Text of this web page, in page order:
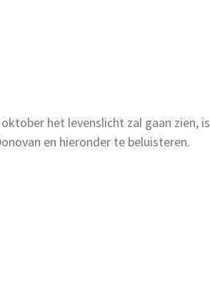
het levenslicht zal gaan zien, is
en hieronder te beluisteren.